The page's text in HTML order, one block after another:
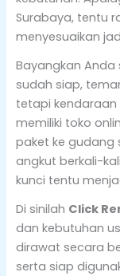
Surabaya, tentu
menyesuaikan
Bayangkan
sudah siap,
tetapi kendaraan
memiliki toko
paket ke gudang
angkut berkali-
kunci tentu
Di sinilah Click
dan kebutuhan
dirawat secara
serta siap